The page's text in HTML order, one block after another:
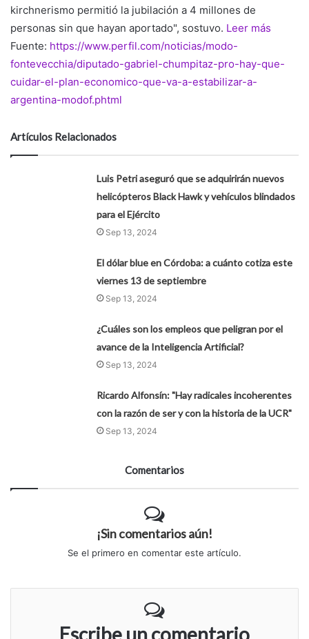
kirchnerismo permitió la jubilación a 4 millones de
personas sin que hayan aportado", sostuvo. Leer más
Fuente: https://www.perfil.com/noticias/modo-
fontevecchia/diputado-gabriel-chumpitaz-pro-hay-que-
cuidar-el-plan-economico-que-va-a-estabilizar-a-
argentina-modof.phtml
Artículos Relacionados
Luis Petri aseguró que se adquirirán nuevos
helicópteros Black Hawk y vehículos blindados
para el Ejército
Sep 13, 2024
El dólar blue en Córdoba: a cuánto cotiza este
viernes 13 de septiembre
Sep 13, 2024
¿Cuáles son los empleos que peligran por el
avance de la Inteligencia Artificial?
Sep 13, 2024
Ricardo Alfonsín: "Hay radicales incoherentes
con la razón de ser y con la historia de la UCR"
Sep 13, 2024
Comentarios
¡Sin comentarios aún!
Se el primero en comentar este artículo.